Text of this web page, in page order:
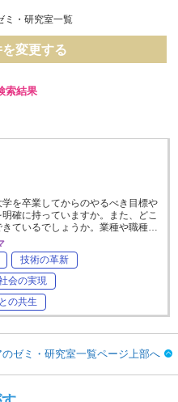
ミ・研究室一覧
変更する
索結果
学を卒業してからのやるべき目標や
確に持っていますか。また、どこ
きているでしょうか。業種や職種…
技術の革新
会の実現
の共生
ゼミ・研究室一覧ページ上部へ